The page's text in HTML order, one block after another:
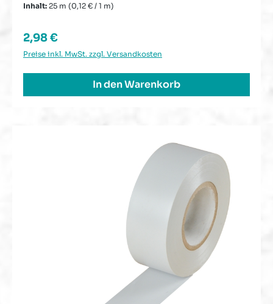
Inhalt: 25 m (0,12 € / 1 m)
Regulärer Preis:
2,98 €
Preise inkl. MwSt. zzgl. Versandkosten
In den Warenkorb